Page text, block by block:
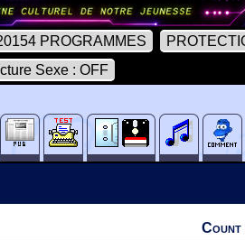
PROGRAMMES
Sexe : OFF
Count